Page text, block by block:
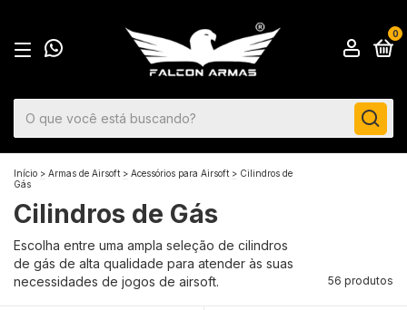
0
Início > Armas de Airsoft > Acessórios para Airsoft > Cilindros de
Gás
Cilindros de Gás
Escolha entre uma ampla seleção de cilindros
de gás de alta qualidade para atender às suas
necessidades de jogos de airsoft.
56 produtos